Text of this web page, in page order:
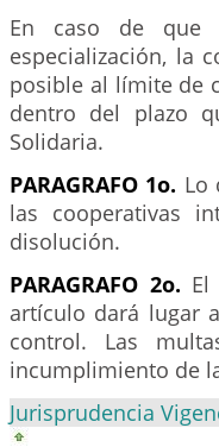
En caso de que
especialización, la
posible al límite de
dentro del plazo
Solidaria.
PARAGRAFO 1o. Lo
las cooperativas
disolución.
PARAGRAFO 2o.
artículo dará lugar
control. Las
incumplimiento de
Jurisprudencia